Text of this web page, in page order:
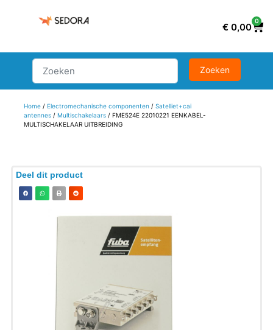
€ 0,00
0
Home/ Electromechanische componenten / Satelliet+cai
antennes/ Multischakelaars/ FME524E 22010221 EENKABEL-
MULTISCHAKELAAR UITBREIDING
Deel dit product